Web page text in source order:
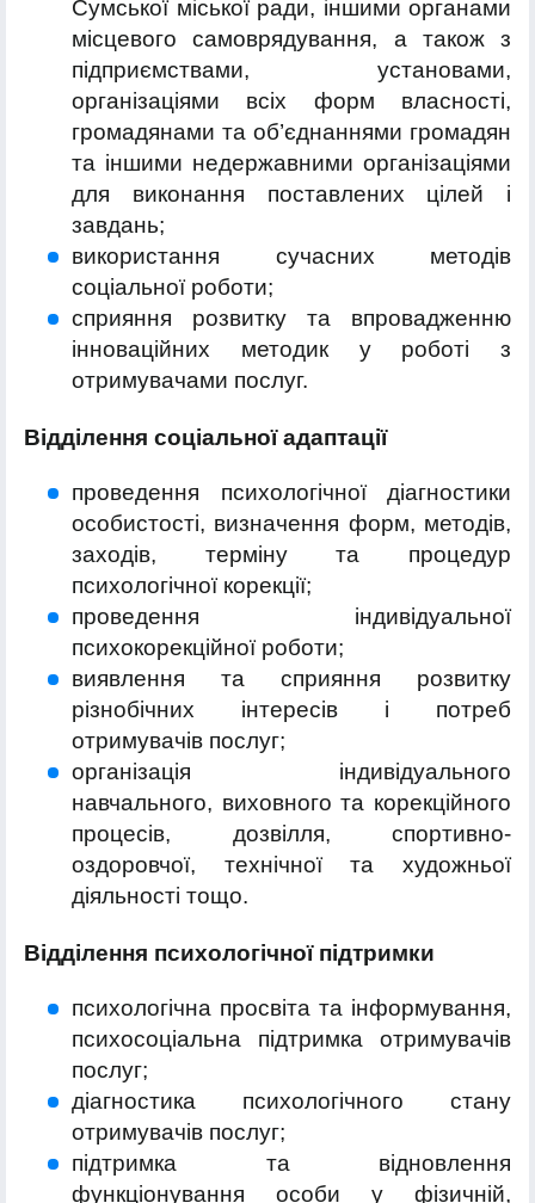
Сумської міської ради, іншими органами
місцевого самоврядування, а також з
підприємствами, установами,
організаціями всіх форм власності,
громадянами та об’єднаннями громадян
та іншими недержавними організаціями
для виконання поставлених цілей і
завдань;
використання сучасних методів
соціальної роботи;
сприяння розвитку та впровадженню
інноваційних методик у роботі з
отримувачами послуг.
Відділення соціальної адаптації
проведення психологічної діагностики
особистості, визначення форм, методів,
заходів, терміну та процедур
психологічної корекції;
проведення індивідуальної
психокорекційної роботи;
виявлення та сприяння розвитку
різнобічних інтересів і потреб
отримувачів послуг;
організація індивідуального
навчального, виховного та корекційного
процесів, дозвілля, спортивно-
оздоровчої, технічної та художньої
діяльності тощо.
Відділення психологічної підтримки
психологічна просвіта та інформування,
психосоціальна підтримка отримувачів
послуг;
діагностика психологічного стану
отримувачів послуг;
підтримка та відновлення
функціонування особи у фізичній,